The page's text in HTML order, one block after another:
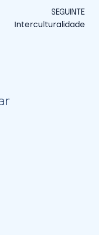
SEGUINTE
Interculturalidade